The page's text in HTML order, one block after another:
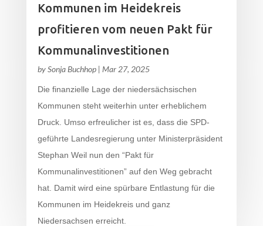
Kommunen im Heidekreis
profitieren vom neuen Pakt für
Kommunalinvestitionen
bySonja Buchhop| Mar 27, 2025
Die finanzielle Lage der niedersächsischen
Kommunen steht weiterhin unter erheblichem
Druck. Umso erfreulicher ist es, dass die SPD-
geführte Landesregierung unter Ministerpräsident
Stephan Weil nun den “Pakt für
Kommunalinvestitionen” auf den Weg gebracht
hat. Damit wird eine spürbare Entlastung für die
Kommunen im Heidekreis und ganz
Niedersachsen erreicht.